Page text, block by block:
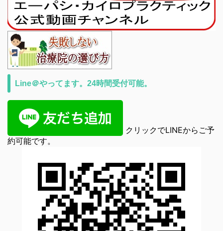
Line＠やってます。24時間受付可能。
クリックでLINEからご予
約可能です。